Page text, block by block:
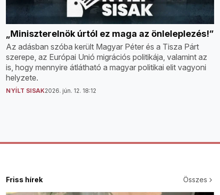
„Miniszterelnök úrtól ez maga az önleleplezés!”
Az adásban szóba került Magyar Péter és a Tisza Párt
szerepe, az Európai Unió migrációs politikája, valamint az
is, hogy mennyire átlátható a magyar politikai elit vagyoni
helyzete.
NYÍLT SISAK2026. jún. 12. 18:12
Friss hírek Összes